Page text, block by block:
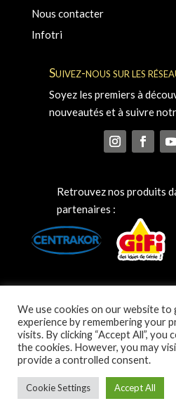
Nous contacter
Infotri
Suivez-nous sur les
Soyez les premiers à
nouveautés et à suivre
Retrouvez nos produits
partenaires :
© MAXEL COSMETIC 2025
We use cookies on our website
experience by remembering your
visits. By clicking “Accept All”,
the cookies. However, you may
provide a controlled consent.
Cookie Settings Accept All